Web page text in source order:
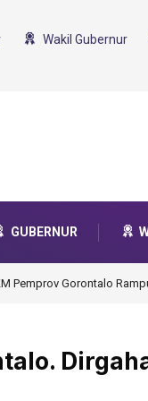
Wakil Gubernur
GUBERNUR
SMA Unggul Garuda